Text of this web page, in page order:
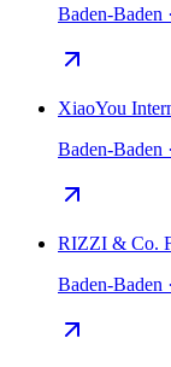
Baden-Baden
XiaoYou
Baden-Baden
RIZZI & Co.
Baden-Baden